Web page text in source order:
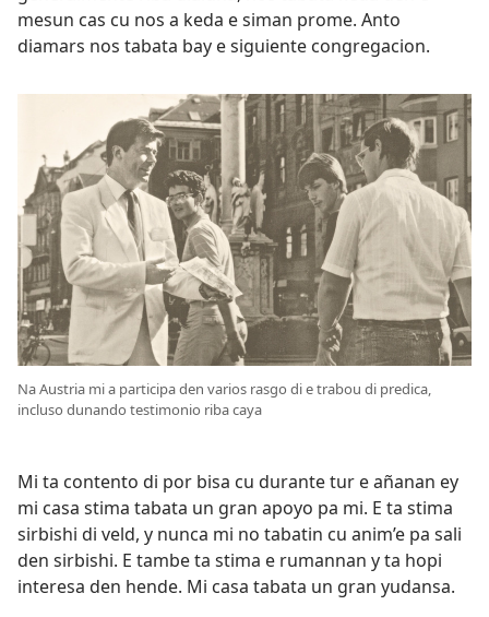
mesun cas cu nos a keda e siman prome. Anto
diamars nos tabata bay e siguiente congregacion.
Na Austria mi a participa den varios rasgo di e trabou di predica,
incluso dunando testimonio riba caya
Mi ta contento di por bisa cu durante tur e añanan ey
mi casa stima tabata un gran apoyo pa mi. E ta stima
sirbishi di veld, y nunca mi no tabatin cu anim’e pa sali
den sirbishi. E tambe ta stima e rumannan y ta hopi
interesa den hende. Mi casa tabata un gran yudansa.